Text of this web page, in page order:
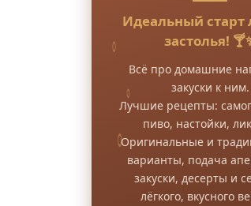
Идеальный старт
застолья!
Всё про домашние
закуски к ним.
Лучшие рецепты:
пиво, настойки,
Оригинальные и
варианты, подача
закуски, десерты и
лёгкого, вкусного